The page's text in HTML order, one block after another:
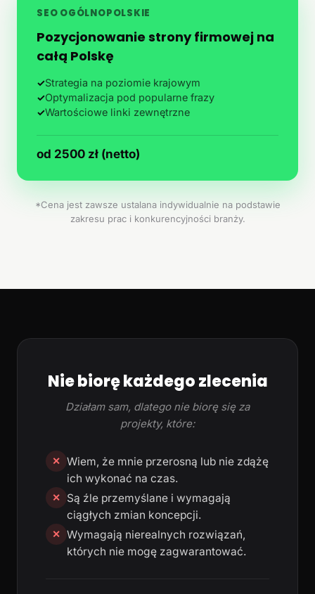
SEO OGÓLNOPOLSKIE
Pozycjonowanie strony firmowej na
całą Polskę
✓Strategia na poziomie krajowym
✓Optymalizacja pod popularne frazy
✓Wartościowe linki zewnętrzne
od 2500 zł (netto)
*Cena jest zawsze ustalana indywidualnie na podstawie
zakresu prac i konkurencyjności branży.
Nie biorę każdego zlecenia
Działam sam, dlatego nie biorę się za
projekty, które:
✕ Wiem, że mnie przerosną lub nie zdążę
ich wykonać na czas.
✕
Są źle przemyślane i wymagają
ciągłych zmian koncepcji.
✕ Wymagają nierealnych rozwiązań,
których nie mogę zagwarantować.